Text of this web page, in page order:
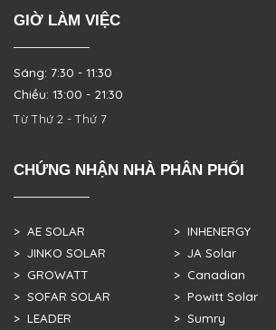
GIỜ LÀM VIỆC
Sáng: 7:30 - 11:30
Chiều: 13:00 - 21:30
Từ Thứ 2 - Thứ 7
CHỨNG NHẬN NHÀ PHÂN PHỐI
> AE SOLAR
> JINKO SOLAR
> GROWATT
> SOFAR SOLAR
> LEADER
> INHENERGY
> JA Solar
> Canadian
> Powitt Solar
> Sumry